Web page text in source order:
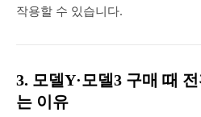
작용할 수 있습니다.
3. 모델Y·모델3 구매 때
는 이유